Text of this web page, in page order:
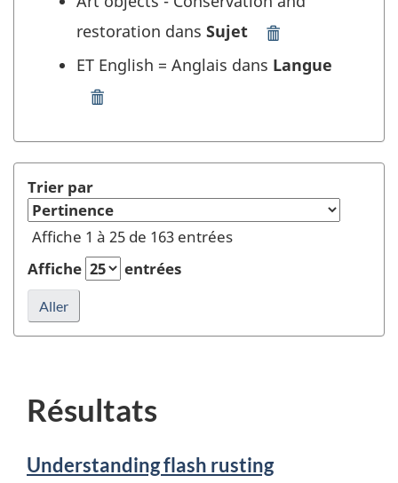
restoration dans Sujet
objects
Sujet
et
ET English = Anglais dans Langue
=
Anglais"
Langue
et
rafraîchir
la
recherche
Trier par
Affiche 1 à 25 de 163 entrées
Affiche
entrées
Résultats
Understanding flash rusting